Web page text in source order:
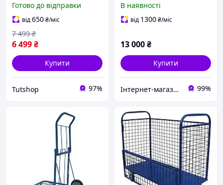
перевезення вантажів з
платформою
телескопічною ручкою
для дому офісу
Готово до відправки
від650₴/міс
6 499₴
7 499 ₴
Купити
Tutshop 97%
сітчастий
борт.Платформа 1000*500
вантажопідйомність
В наявності
від 1300₴/міс
13 000₴
Купити
Інтернет-магазин TehnoPuls 99%